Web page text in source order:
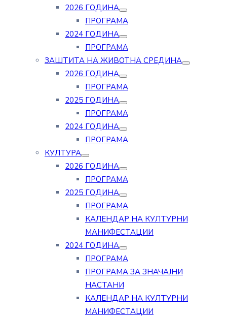
2026 ГОДИНА
ПРОГРАМА
2024 ГОДИНА
ПРОГРАМА
ЗАШТИТА НА ЖИВОТНА СРЕДИНА
2026 ГОДИНА
ПРОГРАМА
2025 ГОДИНА
ПРОГРАМА
2024 ГОДИНА
ПРОГРАМА
КУЛТУРА
2026 ГОДИНА
ПРОГРАМА
2025 ГОДИНА
ПРОГРАМА
КАЛЕНДАР НА КУЛТУРНИ
МАНИФЕСТАЦИИ
2024 ГОДИНА
ПРОГРАМА
ПРОГРАМА ЗА ЗНАЧАЈНИ
НАСТАНИ
КАЛЕНДАР НА КУЛТУРНИ
МАНИФЕСТАЦИИ